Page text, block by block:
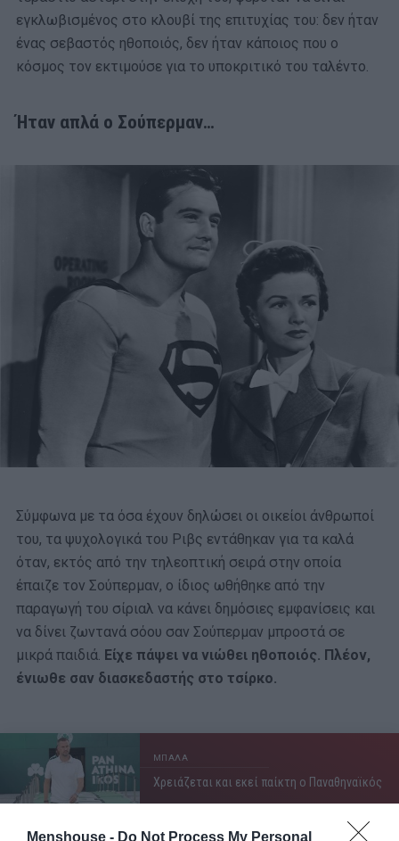
Menshouse - Do Not Process My Personal
εγκλωβισμένος στο κλουβί της επιτυχίας του: δεν ήταν
ένας σεβαστός ηθοποιός, δεν ήταν κάποιος που ο
κόσμος τον εκτιμούσε για το υποκριτικό του ταλέντο.
Ήταν απλά ο Σούπερμαν…
Σύμφωνα με τα όσα έχουν δηλώσει οι οικείοι άνθρωποί
του, τα ψυχολογικά του Ριβς εντάθηκαν για τα καλά
όταν, εκτός από την τηλεοπτική σειρά στην οποία
έπαιζε τον Σούπερμαν, ο ίδιος ωθήθηκε από την
παραγωγή του σίριαλ να κάνει δημόσιες εμφανίσεις και
να δίνει ζωντανά σόου σαν Σούπερμαν μπροστά σε
μικρά παιδιά. Είχε πάψει να νιώθει ηθοποιός. Πλέον,
ένιωθε σαν διασκεδαστής στο τσίρκο.
ΜΠΑΛΑ
Χρειάζεται και εκεί παίκτη ο Παναθηναϊκός